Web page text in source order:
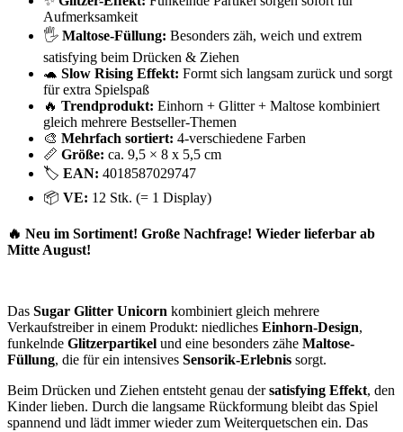
Aufmerksamkeit
🖐️ Maltose-Füllung: Besonders zäh, weich und extrem
satisfying beim Drücken & Ziehen
🐢 Slow Rising Effekt: Formt sich langsam zurück und sorgt
für extra Spielspaß
🔥 Trendprodukt: Einhorn + Glitter + Maltose kombiniert
gleich mehrere Bestseller-Themen
🎨 Mehrfach sortiert: 4-verschiedene Farben
📏 Größe: ca. 9,5 × 8 x 5,5 cm
🏷️ EAN: 4018587029747
📦 VE: 12 Stk. (= 1 Display)
🔥 Neu im Sortiment! Große Nachfrage! Wieder lieferbar ab
Mitte August!
Das Sugar Glitter Unicorn kombiniert gleich mehrere
Verkaufstreiber in einem Produkt: niedliches Einhorn-Design,
funkelnde Glitzerpartikel und eine besonders zähe Maltose-
Füllung, die für ein intensives Sensorik-Erlebnis sorgt.
Beim Drücken und Ziehen entsteht genau dersatisfying Effekt, den
Kinder lieben. Durch die langsame Rückformung bleibt das Spiel
spannend und lädt immer wieder zum Weiterquetschen ein. Das